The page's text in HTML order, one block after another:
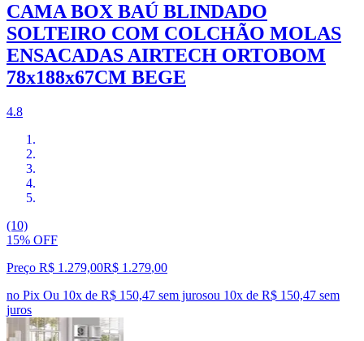
CAMA BOX BAÚ BLINDADO
SOLTEIRO COM COLCHÃO MOLAS
ENSACADAS AIRTECH ORTOBOM
78x188x67CM BEGE
4.8
(10)
15% OFF
Preço R$ 1.279,00R$ 1.279,00
no Pix Ou 10x de R$ 150,47 sem jurosou 10x de R$ 150,47 sem
juros